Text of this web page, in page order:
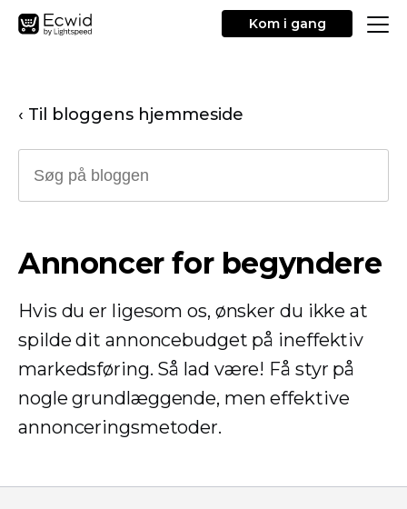
Kom i gang
‹ Til bloggens hjemmeside
Annoncer for begyndere
Hvis du er ligesom os, ønsker du ikke at
spilde dit annoncebudget på ineffektiv
markedsføring. Så lad være! Få styr på
nogle grundlæggende, men effektive
annonceringsmetoder.